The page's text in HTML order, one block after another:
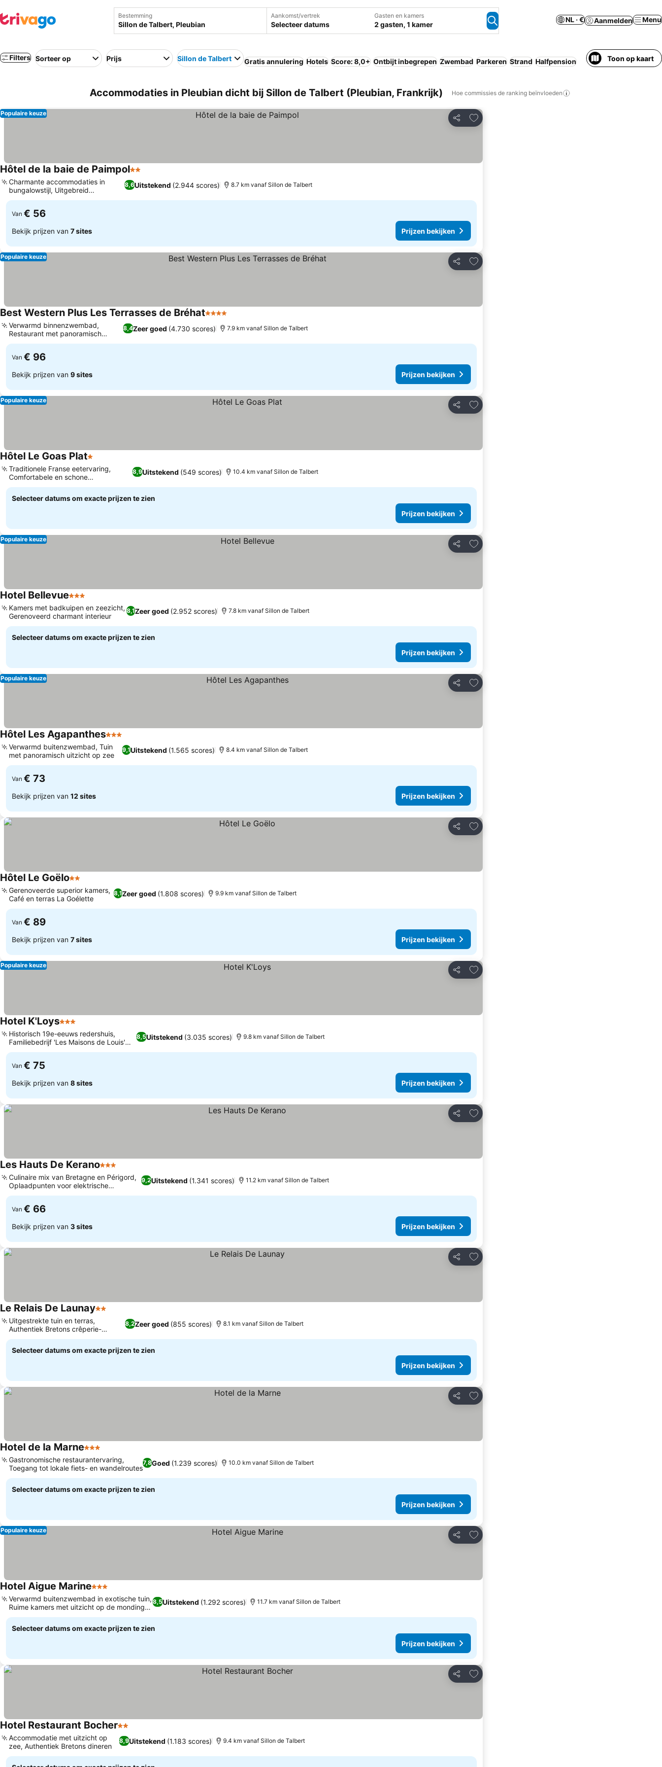
Bestemming Aankomst/vertrek
Selecteer datums
Gasten en kamers
2 gasten, 1 kamer
NL · € Aanmelden Menu
Filters Sorteer op Prijs Sillon de Talbert Gratis annulering Hotels Score: 8,0+ Ontbijt inbegrepen Zwembad Parkeren Strand Halfpension Toon op kaart
Accommodaties in Pleubian dicht bij Sillon de Talbert (Pleubian, Frankrijk) Hoe commissies de ranking beïnvloeden
Delen
Toevoegen aan favorieten
Populaire keuze
Hôtel de la baie de Paimpol2 Sterren
8,6Uitstekend (2.944 scores)
Charmante accommodaties in
bungalowstijl, Uitgebreid
ontbijtbuffet
8.7 km vanaf Sillon de Talbert
Van € 56
Bekijk prijzen van 7 sites Prijzen bekijken
Delen
Toevoegen aan favorieten
Populaire keuze
Best Western Plus Les Terrasses de Bréhat4 Sterren
8,4Zeer goed (4.730 scores)
Verwarmd binnenzwembad,
Restaurant met panoramisch
zeezicht
7.9 km vanaf Sillon de Talbert
Van € 96
Bekijk prijzen van 9 sites Prijzen bekijken
Delen
Toevoegen aan favorieten
Populaire keuze
Hôtel Le Goas Plat1 Sterren
8,9Uitstekend (549 scores)
Traditionele Franse eetervaring,
Comfortabele en schone
accommodaties
10.4 km vanaf Sillon de Talbert
Selecteer datums om exacte prijzen te zien
Prijzen bekijken
Delen
Toevoegen aan favorieten
Populaire keuze
Hotel Bellevue3 Sterren
8,1Zeer goed (2.952 scores)
Kamers met badkuipen en zeezicht,
Gerenoveerd charmant interieur
7.8 km vanaf Sillon de Talbert
Selecteer datums om exacte prijzen te zien
Prijzen bekijken
Delen
Toevoegen aan favorieten
Populaire keuze
Hôtel Les Agapanthes3 Sterren
9,1Uitstekend (1.565 scores)
Verwarmd buitenzwembad, Tuin
met panoramisch uitzicht op zee
8.4 km vanaf Sillon de Talbert
Van € 73
Bekijk prijzen van 12 sites Prijzen bekijken
Delen
Toevoegen aan favorieten
Hôtel Le Goëlo2 Sterren
8,1Zeer goed (1.808 scores)
Gerenoveerde superior kamers,
Café en terras La Goélette
9.9 km vanaf Sillon de Talbert
Van € 89
Bekijk prijzen van 7 sites Prijzen bekijken
Delen
Toevoegen aan favorieten
Populaire keuze
Hotel K'Loys3 Sterren
8,5Uitstekend (3.035 scores)
Historisch 19e-eeuws redershuis,
Familiebedrijf 'Les Maisons de Louis'
collectie
9.8 km vanaf Sillon de Talbert
Van € 75
Bekijk prijzen van 8 sites Prijzen bekijken
Delen
Toevoegen aan favorieten
Les Hauts De Kerano3 Sterren
9,2Uitstekend (1.341 scores)
Culinaire mix van Bretagne en Périgord,
Oplaadpunten voor elektrische
voertuigen
11.2 km vanaf Sillon de Talbert
Van € 66
Bekijk prijzen van 3 sites Prijzen bekijken
Delen
Toevoegen aan favorieten
Le Relais De Launay2 Sterren
8,2Zeer goed (855 scores)
Uitgestrekte tuin en terras,
Authentiek Bretons crêperie-
restaurant
8.1 km vanaf Sillon de Talbert
Selecteer datums om exacte prijzen te zien
Prijzen bekijken
Delen
Toevoegen aan favorieten
Hotel de la Marne3 Sterren
7,8Goed (1.239 scores)
Gastronomische restaurantervaring,
Toegang tot lokale fiets- en wandelroutes
10.0 km vanaf Sillon de Talbert
Selecteer datums om exacte prijzen te zien
Prijzen bekijken
Delen
Toevoegen aan favorieten
Populaire keuze
Hotel Aigue Marine3 Sterren
8,5Uitstekend (1.292 scores)
Verwarmd buitenzwembad in exotische tuin,
Ruime kamers met uitzicht op de monding
of tuin
11.7 km vanaf Sillon de Talbert
Selecteer datums om exacte prijzen te zien
Prijzen bekijken
Delen
Toevoegen aan favorieten
Hotel Restaurant Bocher2 Sterren
8,9Uitstekend (1.183 scores)
Accommodatie met uitzicht op
zee, Authentiek Bretons dineren
9.4 km vanaf Sillon de Talbert